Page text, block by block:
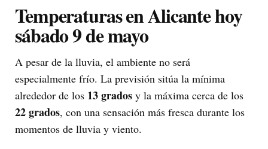
Temperaturas en Alicante hoy
sábado 9 de mayo
A pesar de la lluvia, el ambiente no será
especialmente frío. La previsión sitúa la mínima
alrededor de los 13 grados y la máxima cerca de los
22 grados, con una sensación más fresca durante los
momentos de lluvia y viento.